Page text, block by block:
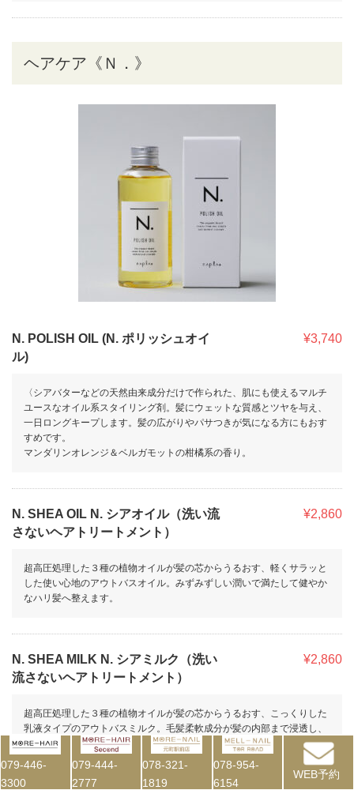
ヘアケア《Ｎ．》
N. POLISH OIL (N. ポリッシュオイ
ル)
¥3,740
〈シアバターなどの天然由来成分だけで作られた、肌にも使えるマルチ
ユースなオイル系スタイリング剤。髪にウェットな質感とツヤを与え、
一日ロングキープします。髪の広がりやパサつきが気になる方にもおす
すめです。
マンダリンオレンジ＆ベルガモットの柑橘系の香り。
N. SHEA OIL N. シアオイル（洗い流
さないヘアトリートメント）
¥2,860
超高圧処理した３種の植物オイルが髪の芯からうるおす、軽くサラッと
した使い心地のアウトバスオイル。みずみずしい潤いで満たして健やか
なハリ髪へ整えます。
N. SHEA MILK N. シアミルク（洗い
流さないヘアトリートメント）
¥2,860
超高圧処理した３種の植物オイルが髪の芯からうるおす、こっくりした
乳液タイプのアウトバスミルク。毛髪柔軟成分が髪の内部まで浸透し、
かたくなった髪をやわらかくしなやかな髪へと導きます。
079-446-
3300
079-444-
2777
078-321-
1819
078-954-
6154
WEB予約